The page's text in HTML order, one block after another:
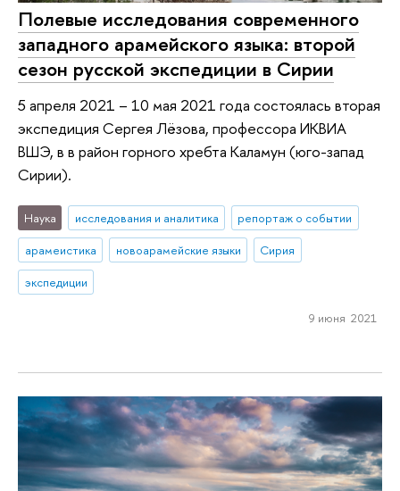
Полевые исследования современного
западного арамейского языка: второй
сезон русской экспедиции в Сирии
5 апреля 2021 – 10 мая 2021 года состоялась вторая
экспедиция Сергея Лёзова, профессора ИКВИА
ВШЭ, в в район горного хребта Каламун (юго-запад
Сирии).
Наука исследования и аналитика
репортаж о событии
арамеистика
новоарамейские языки
Сирия
экспедиции
9 июня 2021